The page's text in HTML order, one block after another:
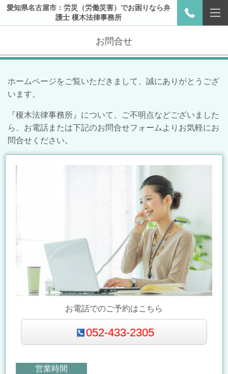
愛知県名古屋市：労災（労働災害）でお困りなら弁
護士 榎木法律事務所
お問合せ
ホームページをご覧いただきまして、誠にありがとうござ
います。
『榎木法律事務所』について、ご不明点などございました
ら、お電話または下記のお問合せフォームよりお気軽にお
問合せください。
お電話でのご予約はこちら
052-433-2305
営業時間